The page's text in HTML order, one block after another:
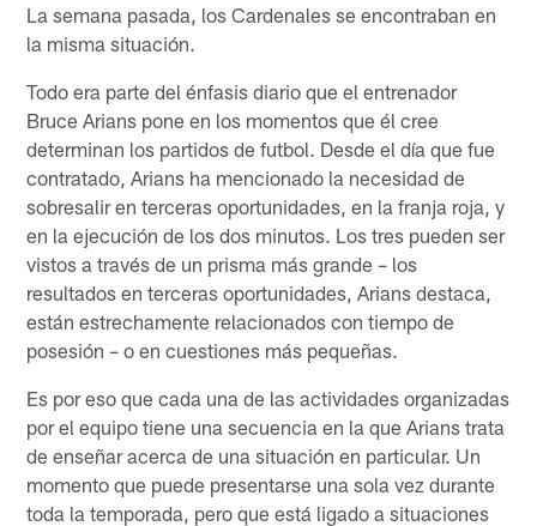
La semana pasada, los Cardenales se encontraban en
la misma situación.
Todo era parte del énfasis diario que el entrenador
Bruce Arians pone en los momentos que él cree
determinan los partidos de futbol. Desde el día que fue
contratado, Arians ha mencionado la necesidad de
sobresalir en terceras oportunidades, en la franja roja, y
en la ejecución de los dos minutos. Los tres pueden ser
vistos a través de un prisma más grande – los
resultados en terceras oportunidades, Arians destaca,
están estrechamente relacionados con tiempo de
posesión – o en cuestiones más pequeñas.
Es por eso que cada una de las actividades organizadas
por el equipo tiene una secuencia en la que Arians trata
de enseñar acerca de una situación en particular. Un
momento que puede presentarse una sola vez durante
toda la temporada, pero que está ligado a situaciones